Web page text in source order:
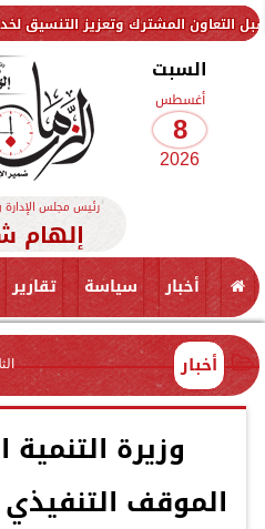
وتعزيز التنسيق لخدمة
السبت
أغسطس
8
2026
رئيس مجلس الإدارة
إلهام
أخبار سياسة تقارير
أخبار
وزيرة التنمية
الموقف